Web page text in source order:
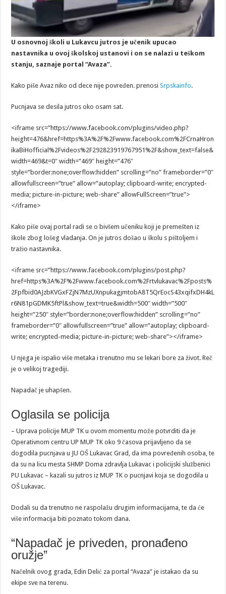
U osnovnoj školi u Lukavcu jutros je učenik upucao
nastavnika u ovoj školskoj ustanovi i on se nalazi u teškom
stanju, saznaje portal “Avaza”.
Kako piše Avaz niko od dece nije povređen. prenosiSrpskainfo.
Pucnjava se desila jutros oko osam sat.
<iframe src=”https://www.facebook.com/plugins/video.php?
height=476&href=https%3A%2F%2Fwww.facebook.com%2FCrnaHron
ikaBiHofficial%2Fvideos%2F292823919767951%2F&show_text=false&
width=469&t=0″ width=”469″ height=”476″
style=”border:none;overflow:hidden” scrolling=”no” frameborder=”0″
allowfullscreen=”true” allow=”autoplay; clipboard-write; encrypted-
media; picture-in-picture; web-share” allowFullScreen=”true”>
</iframe>
Kako piše ovaj portal radi se o bivšem učeniku koji je premešten iz
škole zbog lošeg vladanja. On je jutros došao u školu s pištoljem i
tražio nastavnika.
<iframe src=”https://www.facebook.com/plugins/post.php?
href=https%3A%2F%2Fwww.facebook.com%2Frtvlukavac%2Fposts%
2Fpfbid0AJzbKVGxFZjN7MzUXnpukagjmtobA8T5QrEocS43xqifxDH4kL
r6N81pGDMK5ftPl&show_text=true&width=500″ width=”500″
height=”250″ style=”border:none;overflow:hidden” scrolling=”no”
frameborder=”0″ allowfullscreen=”true” allow=”autoplay; clipboard-
write; encrypted-media; picture-in-picture; web-share”></iframe>
U njega je ispalio više metaka i trenutno mu se lekari bore za život. Reč
je o velikoj tragediji.
Napadač je uhapšen.
Oglasila se policija
– Uprava policije MUP TK u ovom momentu može potvrditi da je
Operativnom centru UP MUP TK oko 9 časova prijavljeno da se
dogodila pucnjava u JU OŠ Lukavac Grad, da ima povređenih osoba, te
da su na licu mesta SHMP Doma zdravlja Lukavac i policijski službenici
PU Lukavac – kazali su jutros iz MUP TK o pucnjavi koja se dogodila u
OŠ Lukavac.
Dodali su da trenutno ne raspolažu drugim informacijama, te da će
više informacija biti poznato tokom dana.
“Napadač je priveden, pronađeno
oružje”
Načelnik ovog grada, Edin Delić za portal “Avaza” je istakao da su
ekipe sve na terenu.